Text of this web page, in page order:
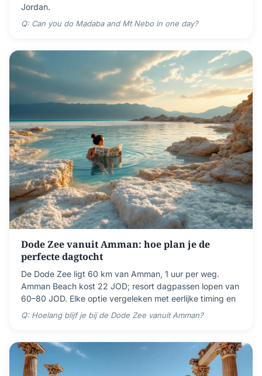
Jordan.
Q: Can you do Madaba and Mt Nebo in one day?
Dode Zee vanuit Amman: hoe plan je de
perfecte dagtocht
De Dode Zee ligt 60 km van Amman, 1 uur per weg.
Amman Beach kost 22 JOD; resort dagpassen lopen van
60–80 JOD. Elke optie vergeleken met eerlijke timing en
Q: Hoelang blijf je bij de Dode Zee vanuit Amman?